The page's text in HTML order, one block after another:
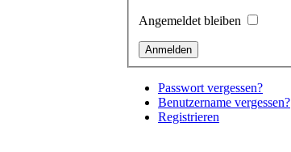
Angemeldet bleiben
Passwort vergessen?
Benutzername vergessen?
Registrieren